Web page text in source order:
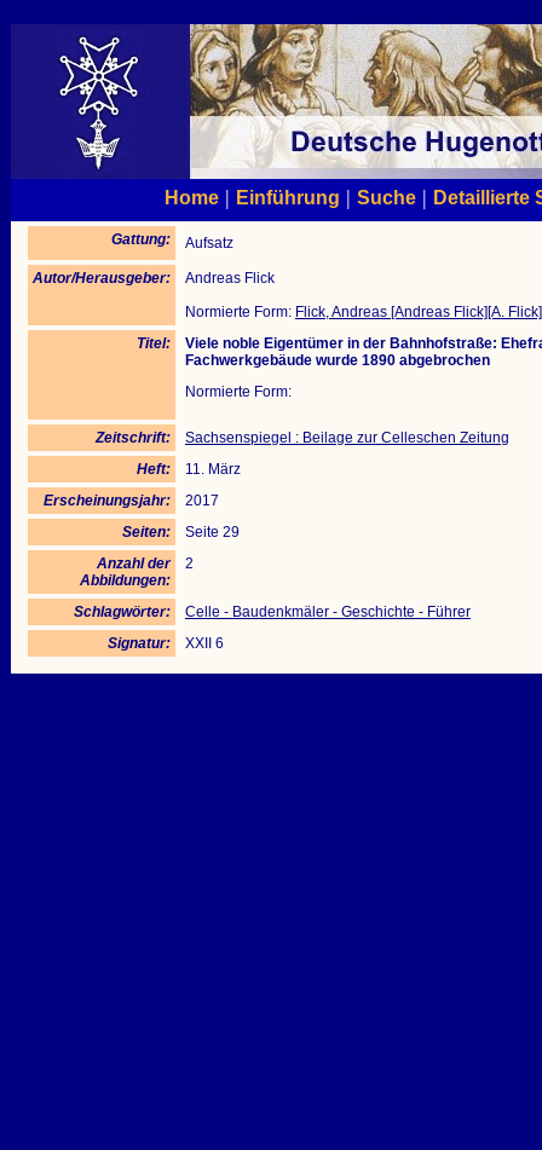
Home| Einführung | Suche| Detaillierte
Gattung: Aufsatz
Autor/Herausgeber:
Andreas Flick
Normierte Form: Flick, Andreas [Andreas Flick][A. Flick]
Titel:
Viele noble Eigentümer in der Bahnhofstraße:
Fachwerkgebäude wurde 1890 abgebrochen
Normierte Form:
Zeitschrift:
Sachsenspiegel : Beilage zur Celleschen Zeitung
Heft:
11. März
Erscheinungsjahr:
2017
Seiten:
Seite 29
Anzahl der
Abbildungen:
2
Schlagwörter:
Celle - Baudenkmäler - Geschichte - Führer
Signatur:
XXII 6